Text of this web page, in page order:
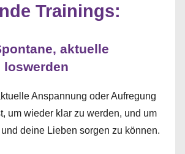
Trainings:
aktuelle
loswerden
Anspannung oder Aufregung
um wieder klar zu werden, und um
deine Lieben sorgen zu können.